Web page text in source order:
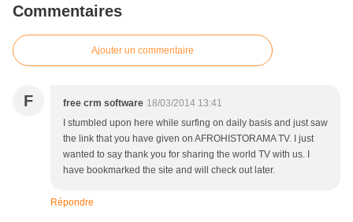
Commentaires
Ajouter un commentaire
F free crm software 18/03/2014 13:41
I stumbled upon here while surfing on daily basis and just saw
the link that you have given on AFROHISTORAMA TV. I just
wanted to say thank you for sharing the world TV with us. I
have bookmarked the site and will check out later.
Répondre